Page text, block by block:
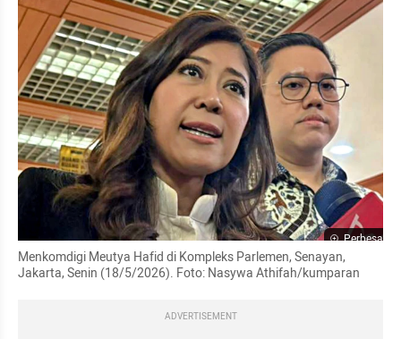
Perbesar
Menkomdigi Meutya Hafid di Kompleks Parlemen, Senayan,
Jakarta, Senin (18/5/2026). Foto: Nasywa Athifah/kumparan
ADVERTISEMENT